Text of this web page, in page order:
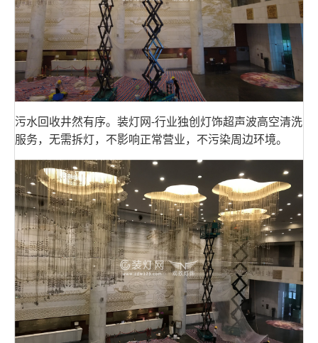
污水回收井然有序。装灯网-行业独创灯饰超声波高空清洗
服务，无需拆灯，不影响正常营业，不污染周边环境。